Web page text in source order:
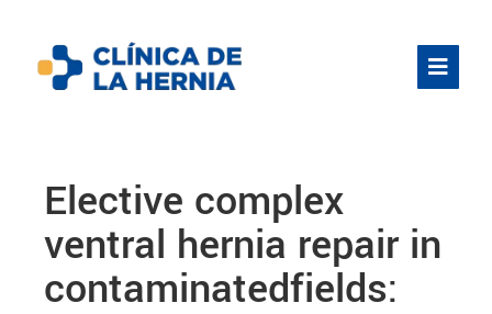
Elective complex
ventral hernia repair in
contaminatedfields: